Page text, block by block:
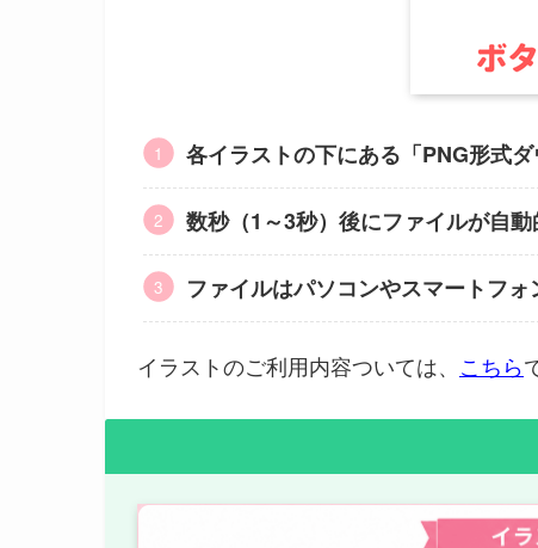
各イラストの下にある「PNG形式
数秒（1～3秒）後にファイルが自動
ファイルはパソコンやスマートフ
イラストのご利用内容ついては、 こちら